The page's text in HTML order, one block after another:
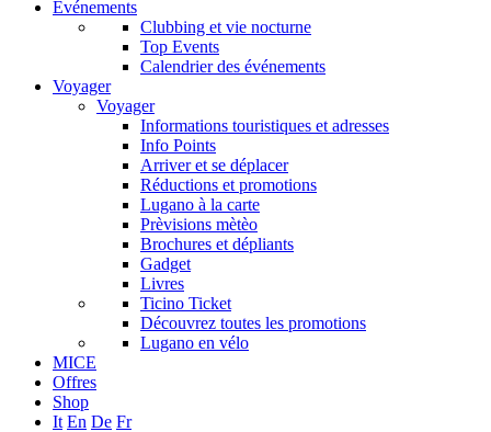
Événements
Clubbing et vie nocturne
Top Events
Calendrier des événements
Voyager
Voyager
Informations touristiques et adresses
Info Points
Arriver et se déplacer
Réductions et promotions
Lugano à la carte
Prèvisions mètèo
Brochures et dépliants
Gadget
Livres
Ticino Ticket
Découvrez toutes les promotions
Lugano en vélo
MICE
Offres
Shop
It En De Fr